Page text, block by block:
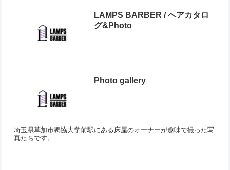
LAMPS BARBER / ヘアカタロ
グ&Photo
Photo gallery
埼玉県草加市獨協大学前駅にある床屋のオーナーが趣味で撮った写
真たちです。